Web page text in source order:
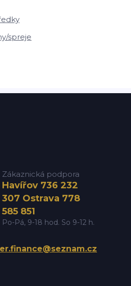
spreje
Zákaznická podpora
Havířov 736 232
307 Ostrava 778
585 851
Po-Pá, 9-18 hod. So 9-12 h.